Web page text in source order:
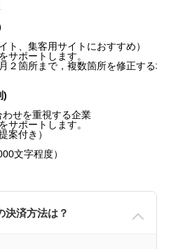
ト、集客用サイトにおすすめ）
サポートします。
２箇所まで，複数箇所を修正する
)
せを重視する企業
サポートします。
案付き）
文字程度）
決済方法は？